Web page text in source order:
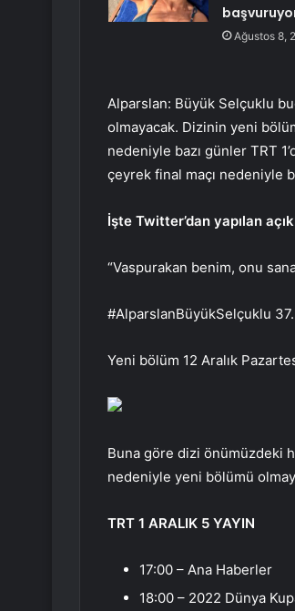
Ağustos 8,
Alparslan: Büyük Selçuklu
olmayacak. Dizinin yeni
nedeniyle bazı günler TRT
çeyrek final maçı nedeniyle
İşte Twitter’dan yapılan
“Vaspurakan benim, onu
#AlparslanBüyükSelçuklu 37.
Yeni bölüm 12 Aralık
Buna göre dizi önümüzdeki
nedeniyle yeni bölümü
TRT 1 ARALIK 5 YAYIN
17:00 – Ana Haberler
18:00 – 2022 Dünya